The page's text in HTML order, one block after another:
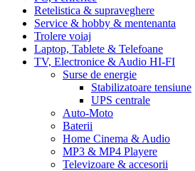
Retelistica & supraveghere
Service & hobby & mentenanta
Trolere voiaj
Laptop, Tablete & Telefoane
TV, Electronice & Audio HI-FI
Surse de energie
Stabilizatoare tensiune
UPS centrale
Auto-Moto
Baterii
Home Cinema & Audio
MP3 & MP4 Playere
Televizoare & accesorii